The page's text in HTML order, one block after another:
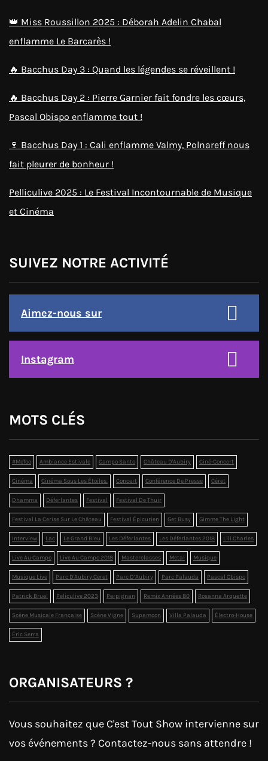
👑 Miss Roussillon 2025 : Déborah Adelin Chabal
enflamme Le Barcarès !
🔥 Bacchus Day 3 : Quand les légendes se réveillent !
🔥 Bacchus Day 2 : Pierre Garnier fait fondre les cœurs,
Pascal Obispo enflamme tout !
🍷 Bacchus Day 1 : Cali enflamme Valmy, Polnareff nous
fait pleurer de bonheur !
Pelliculive 2025 : Le Festival Incontournable de Musique
et Cinéma
SUIVEZ NOTRE ACTIVITÉ
Aimez-nous sur
Instagram
MOTS CLÉS
#MeToo Ambiance Estivale Campo Santo Château D'Aubiry Ciné-Concert
Cinéma Cinéma Sous Les Étoiles. Concert Conférence De Presse Céret
Dhamma Déferlantes Festival Festival De Thuir
Festival La Cerise Sur Le Château Festival Épicurien Get Busy Gimme The Light
Interview Lac Le Grand Bleu Les Déferlantes Les Déferlantes 2018 Lili Charles
Live Au Campo Live Au Campo 2018 Masterclasses Metal Musique
Musique Live Parc D'Aubiry Ceret Parc D’Aubiry Parc Palauda Pascal Obispo
Patrick Bruel Peliculive 2023 Perpignan Remix Années 80 Rosanna Arquette
Scène Musicale Française Scène Vigne Supamoon Villa Palauda Électro-House
Éric Serra
ORGANISATEURS ?
Vous souhaitez que C'est Tout Show intervienne sur
vos événements ? Contactez-nous sans attendre !